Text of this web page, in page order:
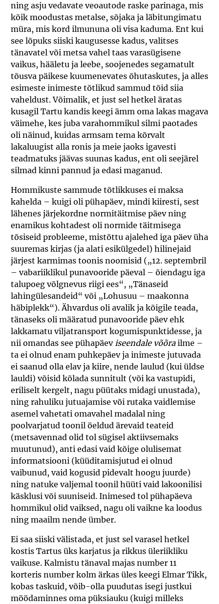
ning asju vedavate veoautode raske parinaga, mis
kõik moodustas metalse, sõjaka ja läbitungimatu
müra, mis kord ilmununa oli visa kaduma. Ent kui
see lõpuks siiski kaugusesse kadus, valitses
tänavatel või metsa vahel taas varasügisene
vaikus, hääletu ja leebe, soojenedes segamatult
tõusva päikese kuumenevates õhutaskutes, ja alles
esimeste inimeste tõtlikud sammud tõid siia
vaheldust. Võimalik, et just sel hetkel äratas
kusagil Tartu kandis keegi ämm oma lakas magava
väimehe, kes juba varahommikul silmi paotades
oli näinud, kuidas armsam tema kõrvalt
lakaluugist alla ronis ja meie jaoks igavesti
teadmatuks jäävas suunas kadus, ent oli seejärel
silmad kinni pannud ja edasi maganud.
Hommikuste sammude tõtlikkuses ei maksa
kahelda – kuigi oli pühapäev, mindi kiiresti, sest
lähenes järjekordne normitäitmise päev ning
enamikus kohtadest oli normide täitmisega
tõsiseid probleeme, mistõttu ajalehed iga päev üha
suuremas kirjas (ja alati esikülgedel) hilinejaid
järjest karmimas toonis noomisid („12. septembril
– vabariiklikul punavooride päeval – õiendagu iga
talupoeg võlgnevus riigi ees“, „Tänaseid
lahingülesandeid“ või „Lohusuu – maakonna
häbiplekk“). Ähvardus oli avalik ja kõigile teada,
tänaseks oli määratud punavooride päev ehk
lakkamatu viljatransport kogumispunktidesse, ja
nii omandas see pühapäeviseendale võõrailme –
ta ei olnud enam puhkepäev ja inimeste jutuvada
ei saanud olla elav ja kiire, nende laulud (kui üldse
lauldi) võisid kõlada sunnitult (või ka vastupidi,
eriliselt kergelt, nagu püütaks midagi unustada),
ning rahuliku jutuajamise või rutaka vaidlemise
asemel vahetati omavahel madalal ning
poolvarjatud toonil öeldud ärevaid teateid
(metsavennad olid tol sügisel aktiivsemaks
muutunud), anti edasi vaid kõige olulisemat
informatsiooni (küüditamisjutud ei olnud
vaibunud, vaid kogusid pidevalt hoogu juurde)
ning natuke valjemal toonil hüüti vaid lakoonilisi
käsklusi või suuniseid. Inimesed tol pühapäeva
hommikul olid vaiksed, nagu oli vaikne ka loodus
ning maailm nende ümber.
Ei saa siiski välistada, et just sel varasel hetkel
kostis Tartus üks karjatus ja rikkus üleriikliku
vaikuse. Kalmistu tänaval majas number 11
korteris number kolm ärkas üles keegi Elmar Tikk,
kobas taskuid, võib-olla puudutas isegi justkui
möödaminnes oma püksiauku (kuigi milleks